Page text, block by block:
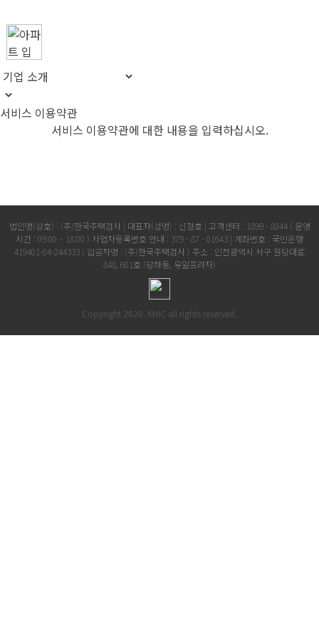
서비스 이용약관
서비스 이용약관에 대한 내용을 입력하십시오.
법인명(상호) : (주)한국주택검사 | 대표자(성명) : 신정호 | 고객센터 : 1899 - 8044 ( 운영
시간 : 09:00 ~ 18:00 ) 사업자등록번호 안내 : 379 - 87 - 01643 | 계좌번호 : 국민은행
419401-04-244333 ( 입금자명 : (주)한국주택검사 ) 주소 : 인천광역시 서구 원당대로
848, 601호 (당하동, 유일프라자)
Copyright 2020. KHIC all rights reserved.